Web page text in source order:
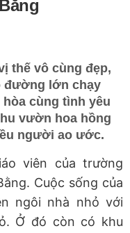
thế vô cùng đẹp,
đường lớn chạy
cùng tình yêu
vườn hoa hồng
người ao ước.
viên của trường
Cuộc sống của
ngôi nhà nhỏ với
Ở đó còn có khu